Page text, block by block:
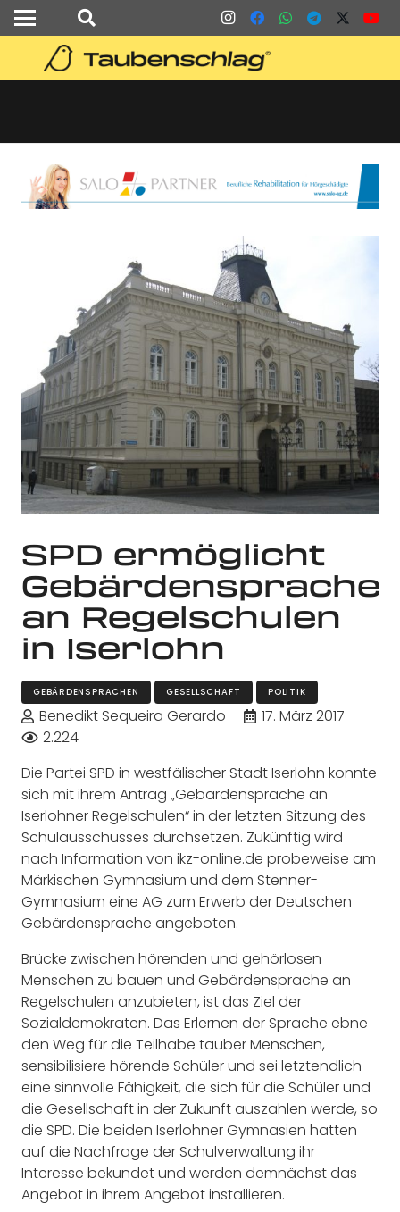
SPD ermöglicht
Gebärdensprache
an Regelschulen
in Iserlohn
GEBÄRDENSPRACHEN GESELLSCHAFT POLITIK
Benedikt Sequeira Gerardo
17. März 2017
2.224
Die Partei SPD in westfälischer Stadt Iserlohn konnte
sich mit ihrem Antrag „Gebärdensprache an
Iserlohner Regelschulen“ in der letzten Sitzung des
Schulausschusses durchsetzen. Zukünftig wird
nach Information von ikz-online.de probeweise am
Märkischen Gymnasium und dem Stenner-
Gymnasium eine AG zum Erwerb der Deutschen
Gebärdensprache angeboten.
Brücke zwischen hörenden und gehörlosen
Menschen zu bauen und Gebärdensprache an
Regelschulen anzubieten, ist das Ziel der
Sozialdemokraten. Das Erlernen der Sprache ebne
den Weg für die Teilhabe tauber Menschen,
sensibilisiere hörende Schüler und sei letztendlich
eine sinnvolle Fähigkeit, die sich für die Schüler und
die Gesellschaft in der Zukunft auszahlen werde, so
die SPD. Die beiden Iserlohner Gymnasien hatten
auf die Nachfrage der Schulverwaltung ihr
Interesse bekundet und werden demnächst das
Angebot in ihrem Angebot installieren.